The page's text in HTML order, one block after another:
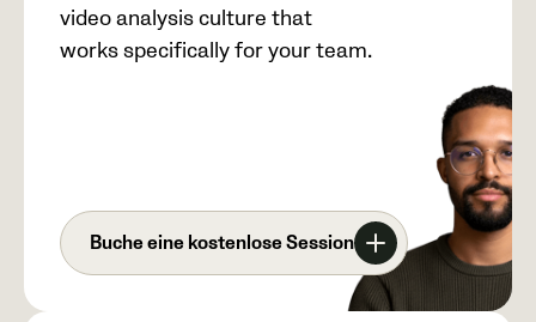
video analysis culture that
works specifically for your team.
Buche eine kostenlose Session